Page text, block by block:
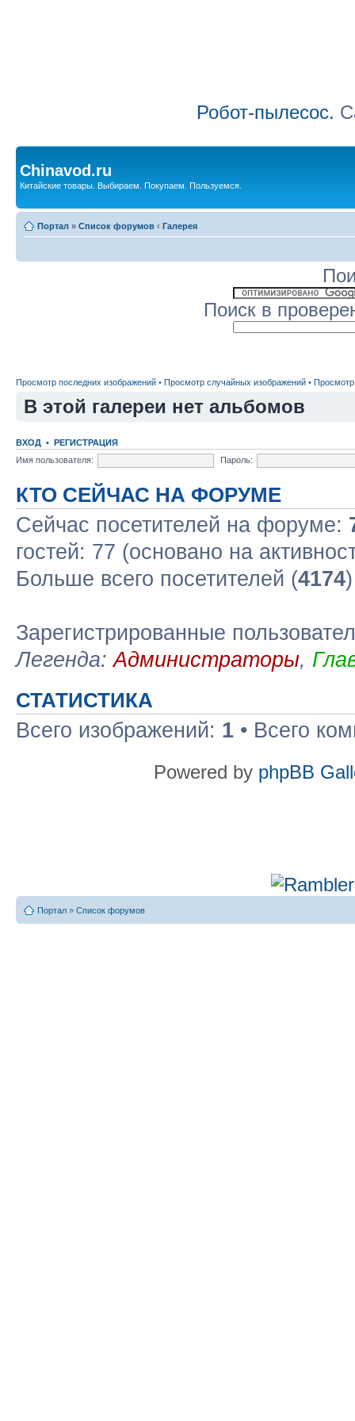
Робот-пылесос.
Chinavod.ru
Китайские товары. Выбираем. Покупаем. Пользуемся.
Портал » Список форумов ‹ Галерея
Поиск в
Просмотр последних изображений • Просмотр случайных изображений • Просмотр
В этой галереи нет альбомов
ВХОД • РЕГИСТРАЦИЯ
Имя пользователя:
Пароль:
КТО СЕЙЧАС НА ФОРУМЕ
Сейчас посетителей на форуме:
гостей: 77 (основано на
Больше всего посетителей (4174
Зарегистрированные
Легенда:Администраторы,
СТАТИСТИКА
Всего изображений: 1 • Всего
Powered by phpBB
Портал » Список форумов